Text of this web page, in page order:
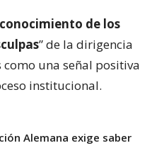
de los
” de la dirigencia
una señal positiva
institucional.
Alemana exige saber